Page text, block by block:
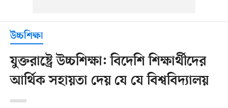
উচ্চশিক্ষা
যুক্তরাষ্ট্রে উচ্চশিক্ষা: বিদেশি শিক্ষার্থীদের
আর্থিক সহায়তা দেয় যে যে বিশ্ববিদ্যালয়